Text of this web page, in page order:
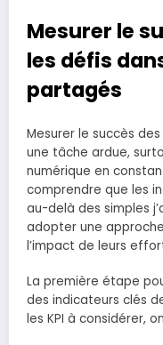
Mesurer le
les défis
partagés
Mesurer le succès
une tâche ardue,
numérique en
comprendre que les
au-delà des simples
adopter une
l’impact de leurs
La première étape
des indicateurs clés
les KPI à considérer,